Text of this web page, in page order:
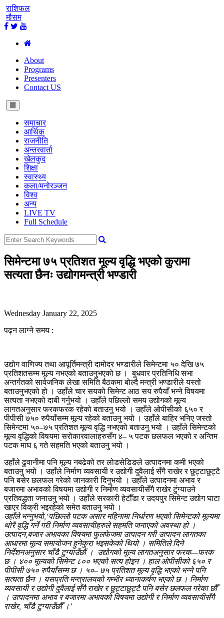
राशिफल
मौसम
About
Programs
Presenters
Contact US
समाचार
आर्थिक
राजनीति
अन्तरवार्ता
खेलकुद
शिक्षा
स्वास्थ्य
कला/मनोरञ्जन
विश्व
अन्य
LIVE TV
Full Schedule
सिमेन्टमा ७५ प्रतिशत मूल्य वृद्धि भएको कुरामा
सत्यता छैनः उद्योगमन्त्री भण्डारी
Wednesday January 22, 2025
पढ्न लाग्ने समय :
उद्योग वाणिज्य तथा आपूर्तिमन्त्री दामोदर भण्डारीले सिमेन्टमा ५० देखि ७५
प्रतिशतसम्म मूल्य नभएको बताउनुभएको छ । बुधवार प्रतिनिधि सभा
अन्तर्गतको सार्वजनिक लेखा समिति बैठकमा बोल्दै मन्त्री भण्डारीले यस्तो
बताउनुभएको हो । उहाँले चार सयको सिमेन्ट आठ सय रुपैयाँ भन्ने विषयमा
सत्यता नभएको दाबी गर्नुभयो । उहाँले पछिल्लो समय उद्योगको मूल्य
लागतअनुसार फरकफरक रहेको बताउनु भयो । उहाँले ओपीसीको ६५० र
पीपीसी ७५० रुपैयाँसम्म मूल्य रहेको बताउनु भयो । उहाँले बाहिर भनिए जस्तो
सिमेन्टमा ५०–७५ प्रतिशत मूल्य वृद्धि नभएको बताउनु भयो । उहाँले सिमेन्टको
मूल्य वृद्धिको विषयमा सरोकारवालाहरुसँग ४– ५ पटक छलफल भएको र अन्तिम
पटक माघ ६ गते सहमति भएको बताउनु भयो ।
उहाँले ढुवानीमा पनि मूल्य नबढेको तर लोडसेडिङले उत्पादनमा कमी भएको
बताउनु भयो । उहाँले निर्माण व्यवसायी र उद्योगी दुवैलाई सँगै राखेर र छुट्टाछुट्टै
पनि बसेर छलफल गरेको जानकारी दिनुभयो । उहाँले उत्पादनमा अभाव र
बजारमा अभावको विषयमा उद्योगी र निर्माण व्यवसायीसँगै राखेर टुंग्याउने
प्रतिवद्धता जनाउनु भयो । उहाँले सरकारी हेटौँडा र उदयपुर सिमेन्ट उद्योग घाटा
खाएर विक्री भइरहेको समेत बताउनु भयो ।
उहाँले भन्नुभयो,‘पछिल्लो पटक असार महिनामा निर्धारण भएको सिमेन्टको मूल्यमा
थोरै वृद्धि गर्ने गरी निर्माण व्यवसायीहरुले सहमति जनाएको अवस्था हो ।
उत्पादन,बजार अभावका विषयमा फुलफेजमा उत्पादन गरी उत्पादन लागतका
आधारमा मूल्य समायोजन हुनेकुरा भइसकेको थियो । समितिले दिने
निर्देशनअनुसार चाँडै टुग्याउँछौं । उद्योगको मूल्य लागतअनुसार फरक—फरक
छ । ४०० मूल्यको सिमेन्ट ८०० भएको सत्य होइन । हाल ओपीसीको ६५० र
पीपीसी ७५० रुपैयाँसम्म छ । ५०– ७५ प्रतिशत मूल्य वृद्धि भएको भन्ने पनि
सत्यता छैन । यसप्रति मन्त्रालयको गम्भीर ध्यानाकर्षण भएको छ । निर्माण
व्यवसायी र उद्योगी दुवैलाई सँगै राखेर र छुट्टाछुट्टै पनि बसेर छलफल गरेका छौँ
। उत्पादनमा अभाव र बजारमा अभावको विषयमा उद्योगी र निर्माण व्यवसायीसँगै
राखेर, चाँडै टुग्याउँछौँ ।’